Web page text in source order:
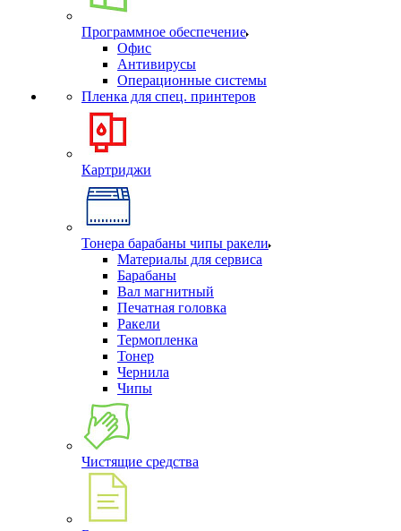
Программное обеспечение
Офис
Антивирусы
Операционные системы
Пленка для спец. принтеров
Картриджи
Тонера барабаны чипы ракели
Материалы для сервиса
Барабаны
Вал магнитный
Печатная головка
Ракели
Термопленка
Тонер
Чернила
Чипы
Чистящие средства